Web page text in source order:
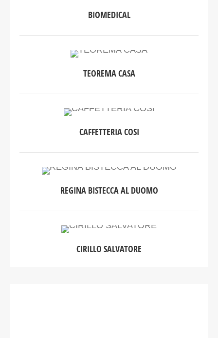
BIOMEDICAL
TEOREMA CASA
CAFFETTERIA COSI
REGINA BISTECCA AL DUOMO
CIRILLO SALVATORE